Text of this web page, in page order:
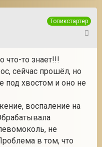
Топикстартер
что-то знает!!!
сейчас прошёл, но
под хвостом и оно не
воспаление на
не
в том, что